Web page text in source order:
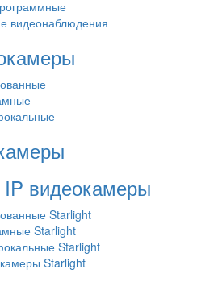
видеонаблюдения
IP видеокамеры
Starlight
Starlight
Starlight
Starlight